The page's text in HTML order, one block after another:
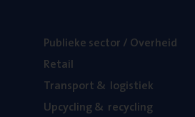
Publie­ke sec­tor / Overheid
Retail
Trans­port& logistiek
Upcy­cling& recycling